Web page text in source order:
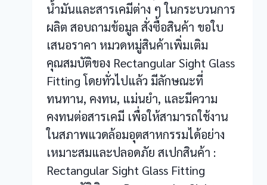
น้ำมันและสารเคมีต่าง ๆ ในกระบวนการ
ผลิต สอบถามข้อมูล สั่งซื้อสินค้า ขอใบ
เสนอราคา หมวดหมู่สินค้าเพิ่มเติม
คุณสมบัติของ Rectangular Sight Glass
Fitting โดยทั่วไปแล้ว มีลักษณะที่
ทนทาน, คงทน, แม่นยำ, และมีความ
คงทนต่อสารเคมี เพื่อให้สามารถใช้งาน
ในสภาพแวดล้อมอุตสาหกรรมได้อย่าง
เหมาะสมและปลอดภัย สเปกสินค้า :
Rectangular Sight Glass Fitting